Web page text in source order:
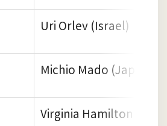
Uri Orlev (Israel)
Michio Mado (Japan)
Virginia Hamilton (USA)